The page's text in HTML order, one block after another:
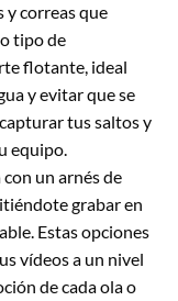
y correas que
tipo de
flotante, ideal
y evitar que se
tus saltos y
equipo.
un arnés de
grabar en
Estas opciones
vídeos a un nivel
de cada ola o